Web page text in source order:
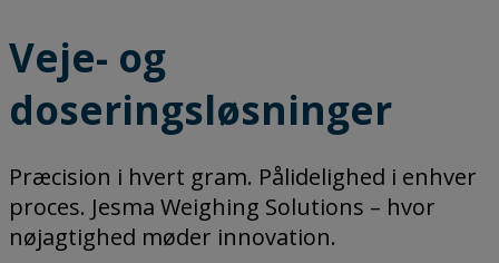
Veje- og
doseringsløsninger
Præcision i hvert gram. Pålidelighed i enhver
proces. Jesma Weighing Solutions – hvor
nøjagtighed møder innovation.